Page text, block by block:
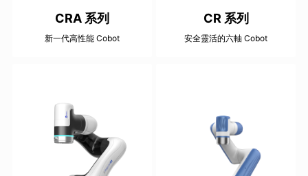
CRA 系列
新一代高性能 Cobot
CR 系列
安全靈活的六軸 Cobot